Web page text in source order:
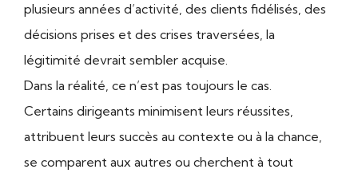
plusieurs années d’activité, des clients fidélisés, des
décisions prises et des crises traversées, la
légitimité devrait sembler acquise.
Dans la réalité, ce n’est pas toujours le cas.
Certains dirigeants minimisent leurs réussites,
attribuent leurs succès au contexte ou à la chance,
se comparent aux autres ou cherchent à tout